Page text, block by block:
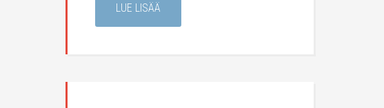
LUE LISÄÄ